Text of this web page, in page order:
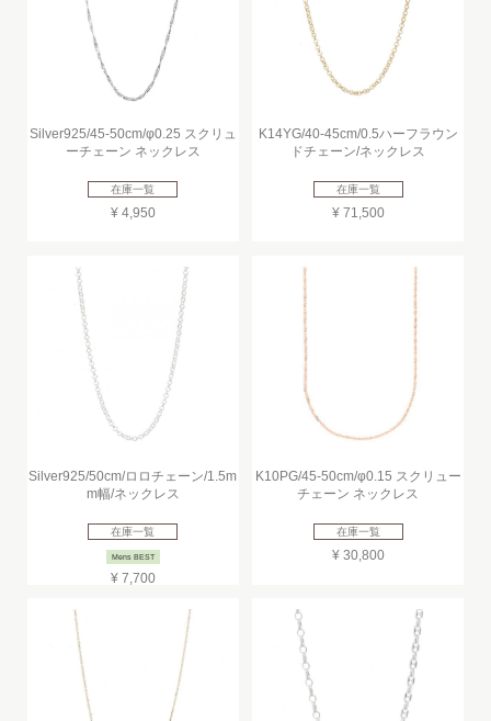
Silver925/45-50cm/φ0.25 スクリュ
ーチェーン ネックレス
在庫一覧
¥ 4,950
K14YG/40-45cm/0.5ハーフラウン
ドチェーン/ネックレス
在庫一覧
¥ 71,500
Silver925/50cm/ロロチェーン/1.5m
m幅/ネックレス
在庫一覧
Mens BEST
¥ 7,700
K10PG/45-50cm/φ0.15 スクリュー
チェーン ネックレス
在庫一覧
¥ 30,800